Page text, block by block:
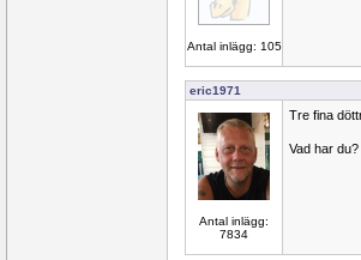
Antal inlägg: 105
eric1971
Antal inlägg:
7834
Tre fina
Vad har du?